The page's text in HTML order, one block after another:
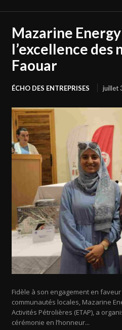
Mazarine
l’excellence des
Faouar
ÉCHO DES ENTREPRISES juillet
Fidèle à son engagement en
communautés locales, Mazarine
Activités Pétrolières (ETAP), a
cérémonie en l’honneur...